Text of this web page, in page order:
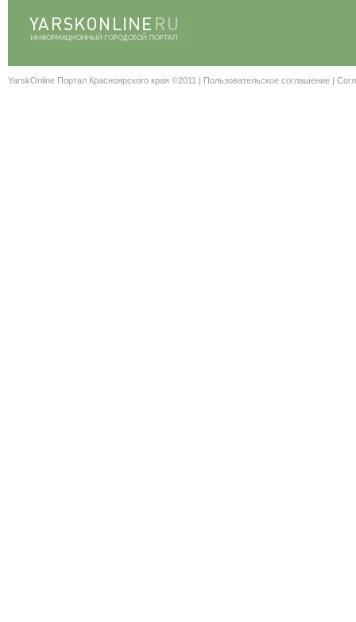
YarskOnline Портал Красноярского края ©2011 | Пользовательское соглашение |